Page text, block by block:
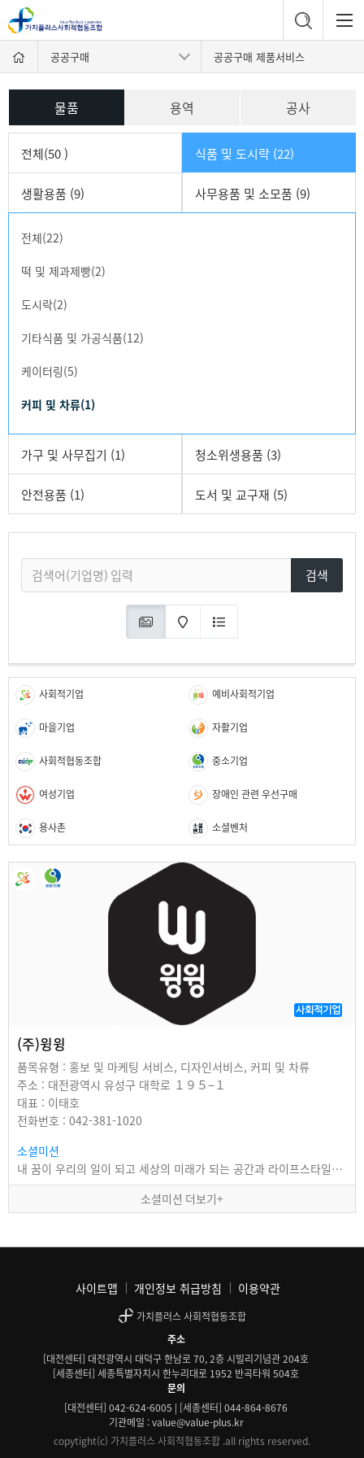
공공구매 공공구매 제품서비스
용역
물품 공사
전체(50 ) 식품 및 도시락 (22)
생활용품 (9) 사무용품 및 소모품 (9)
전체(22)
떡 및 제과제빵(2)
도시락(2)
기타식품 및 가공식품(12)
케이터링(5)
커피 및 차류(1)
가구 및 사무집기 (1) 청소위생용품 (3)
안전용품 (1) 도서 및 교구재 (5)
검색
사회적기업 예비사회적기업
마을기업 자활기업
사회적협동조합 중소기업
여성기업 장애인 관련 우선구매
용사촌 소셜벤처
사회적기업
(주)윙윙
품목유형 : 홍보 및 마케팅 서비스, 디자인서비스, 커피 및 차류
주소 : 대전광역시 유성구 대학로 １９５−１
대표 : 이태호
전화번호 : 042-381-1020
소셜미션
내 꿈이 우리의 일이 되고 세상의 미래가 되는 공간과 라이프스타일을 만듭니다
소셜미션 더보기+
사이트맵 개인정보 취급방침 이용약관
가치플러스 사회적협동조합
주소
[대전센터] 대전광역시 대덕구 한남로 70, 2층 시빌리기념관 204호
[세종센터] 세종특별자치시 한누리대로 1952 반곡타워 504호
문의
[대전센터] 042-624-6005 | [세종센터] 044-864-8676
기관메일 : value@value-plus.kr
copytight(c) 가치플러스 사회적협동조합 .all rights reserved.